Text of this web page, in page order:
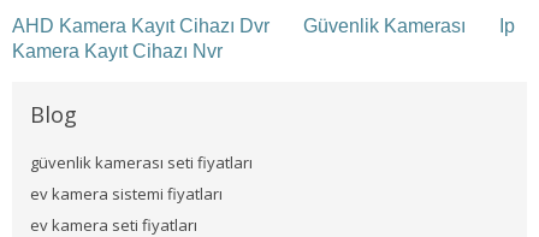
AHD Kamera Kayıt Cihazı Dvr Güvenlik Kamerası
Ip
Kamera Kayıt Cihazı Nvr
Blog
güvenlik kamerası seti fiyatları
ev kamera sistemi fiyatları
ev kamera seti fiyatları